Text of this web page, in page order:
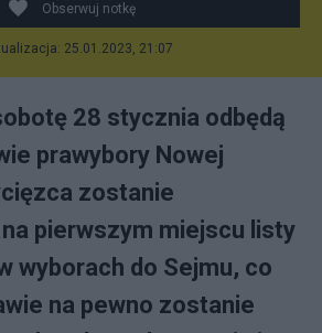
Obserwuj notkę
25.01.2023, 21:07
28 stycznia odbędą
prawybory Nowej
zostanie
pierwszym miejscu listy
wyborach do Sejmu, co
na pewno zostanie